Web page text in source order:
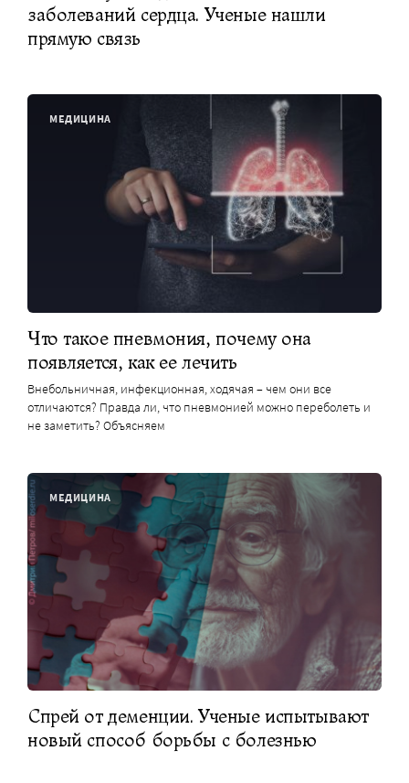
заболеваний сердца. Ученые нашли
прямую связь
МЕДИЦИНА
Что такое пневмония, почему она
появляется, как ее лечить
Внебольничная, инфекционная, ходячая – чем они все
отличаются? Правда ли, что пневмонией можно переболеть и
не заметить? Объясняем
МЕДИЦИНА
Спрей от деменции. Ученые испытывают
новый способ борьбы с болезнью